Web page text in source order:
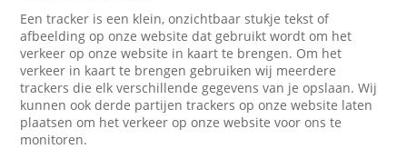
Een tracker is een klein, onzichtbaar stukje tekst of
afbeelding op onze website dat gebruikt wordt om het
verkeer op onze website in kaart te brengen. Om het
verkeer in kaart te brengen gebruiken wij meerdere
trackers die elk verschillende gegevens van je opslaan. Wij
kunnen ook derde partijen trackers op onze website laten
plaatsen om het verkeer op onze website voor ons te
monitoren.